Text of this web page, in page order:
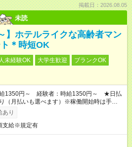
掲載日：2026.08.05
未読
】ホテルライクな高齢者マン
＊時短OK
未経験OK 大学生歓迎
ブランクOK
給1350円～ 経験者：時給1350円～ ★日払
（月払いも選べます）※稼働開始時は手続き
となります。
あり
支給※規定有